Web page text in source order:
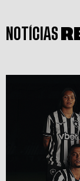
NOTÍCIAS